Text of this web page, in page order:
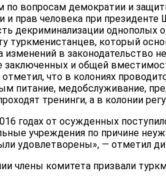
по вопросам демократии и
и прав человека при
декриминализации однополых
туркменистанцев, который
изменений в законодательство
заключенных и общей
что в колониях
питание, медобслуживание,
тренинги, а в колонии
годах от осужденных
учреждения по причине
удовлетворены», — отметил
члены комитета призвали